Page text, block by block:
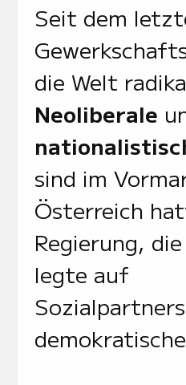
Seit dem
die Welt
Neoliberale
sind im
Österreich
Regierung,
legte auf